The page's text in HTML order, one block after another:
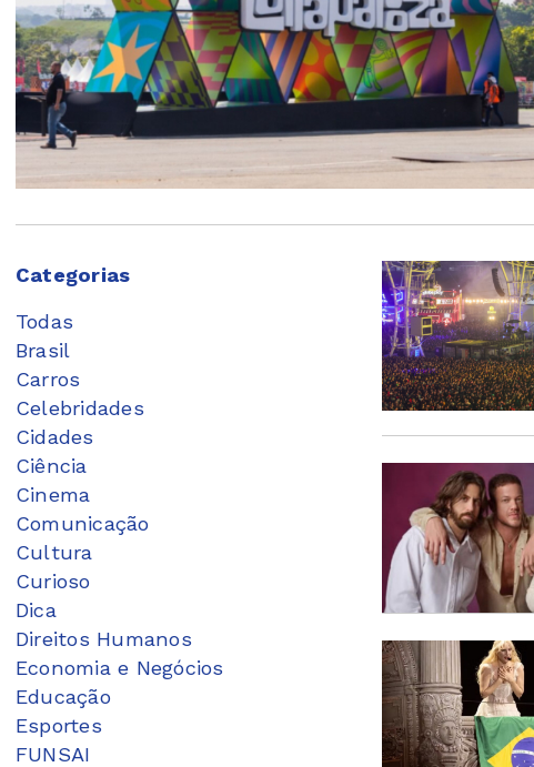
Categorias
Todas
Brasil
Carros
Celebridades
Cidades
Ciência
Cinema
Comunicação
Cultura
Curioso
Dica
Direitos Humanos
Economia e Negócios
Educação
Esportes
FUNSAI